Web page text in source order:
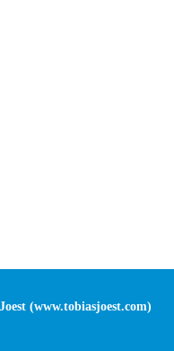
(www.tobiasjoest.com)